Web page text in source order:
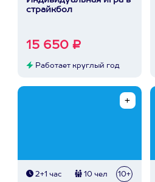
страйкбол
15 650 ₽
Работает круглый год
2+1 час 10 чел 10+